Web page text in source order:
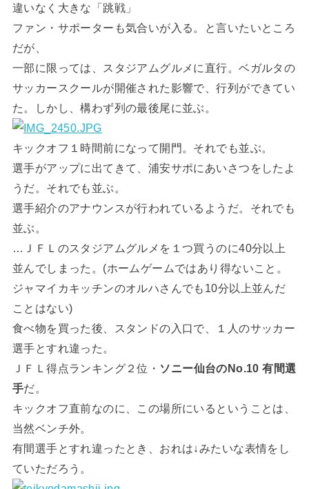
違いなく大きな「跳戦」
ファン・サポーターも気合いが入る。と言いたいところ
だが、
一部に限っては、スタジアムグルメに直行。ベガルタの
サッカースクールが開催された影響で、行列ができてい
た。しかし、構わず列の最後尾に並ぶ。
キックオフ１時間前になって開門。それでも並ぶ。
選手がアップに出てきて、浦安サポにあいさつをしたよ
うだ。それでも並ぶ。
選手紹介のアナウンスが行われているようだ。それでも
並ぶ。
…ＪＦＬのスタジアムグルメを１つ買うのに40分以上
並んでしまった。(ホームゲームではあり得ないこと。
ジャマイカキッチンのオルハさんでも10分以上並んだ
ことはない)
食べ物を買った後、スタンドの入口で、１人のサッカー
選手とすれ違った。
ＪＦＬ得点ランキング２位・ ソニー仙台のNo.10 有間選
手だ。
キックオフ直前なのに、この場所にいるということは、
当然ベンチ外。
有間選手とすれ違ったとき、おれは↓みたいな表情をし
ていただろう。